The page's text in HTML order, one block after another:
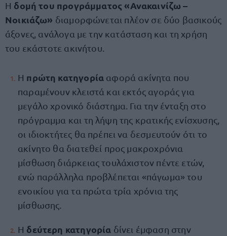
Η δομή του προγράμματος «Ανακαινίζω –
Νοικιάζω» διαμορφώνεται πλέον σε δύο βασικούς
άξονες, ανάλογα με την κατάσταση και τη χρήση
του εκάστοτε ακινήτου.
Η πρώτη κατηγορία αφορά ακίνητα που
παραμένουν κλειστά και εκτός αγοράς για
μεγάλο χρονικό διάστημα. Για την ένταξη στο
πρόγραμμα και τη λήψη της κρατικής ενίσχυσης,
οι ιδιοκτήτες θα πρέπει να δεσμευτούν ότι το
ακίνητο θα διατεθεί προς μακροχρόνια
μίσθωση διάρκειας τουλάχιστον πέντε ετών,
ενώ παράλληλα προβλέπεται «πάγωμα» του
ενοικίου για τα πρώτα τρία χρόνια της
μίσθωσης.
Η δεύτερη κατηγορία δίνει έμφαση στην